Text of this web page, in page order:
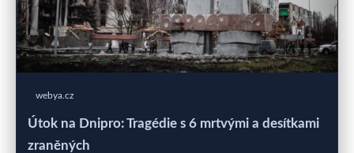
webya.cz
Útok na Dnipro: Tragédie s 6 mrtvými a desítkami
zraněných